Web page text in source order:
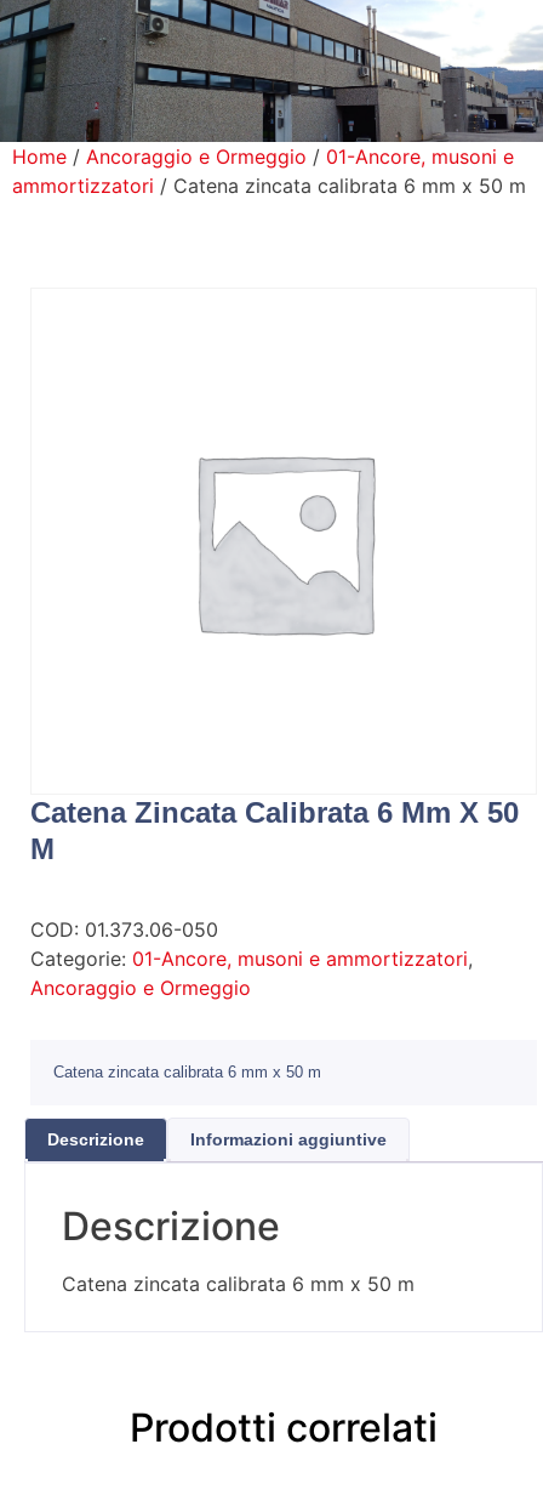
Prodotti
Home / Ancoraggio e Ormeggio / 01-Ancore, musoni e
ammortizzatori / Catena zincata calibrata 6 mm x 50 m
Catena Zincata Calibrata 6 Mm X 50
M
COD: 01.373.06-050
Categorie: 01-Ancore, musoni e ammortizzatori,
Ancoraggio e Ormeggio
Catena zincata calibrata 6 mm x 50 m
Descrizione Informazioni aggiuntive
Descrizione
Catena zincata calibrata 6 mm x 50 m
Prodotti correlati